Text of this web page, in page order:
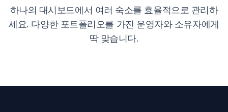
하나의 대시보드에서 여러 숙소를 효율적으로 관리하
세요. 다양한 포트폴리오를 가진 운영자와 소유자에게
딱 맞습니다.